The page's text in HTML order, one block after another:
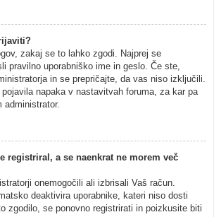
zakaj se to lahko zgodi. Najprej se
pravilno uporabniško ime in geslo. Če ste,
in se prepričajte, da vas niso izključili.
napaka v nastavitvah foruma, za kar pa
administrator.
registriral, a se naenkrat ne morem več
onemogočili ali izbrisali Vaš račun.
deaktivira uporabnike, kateri niso dosti
zgodilo, se ponovno registrirati in poizkusite biti